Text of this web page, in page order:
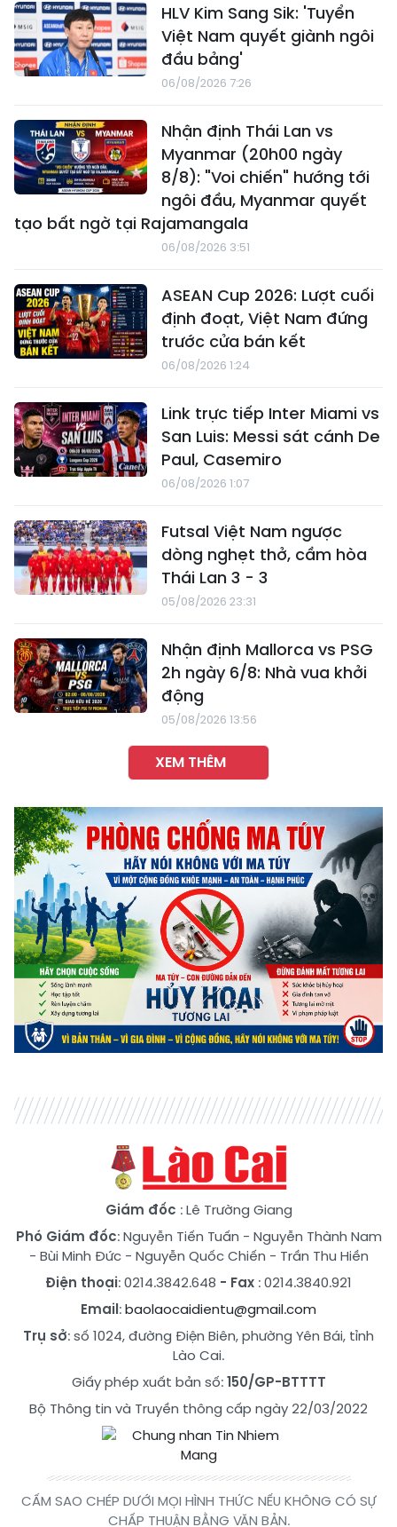
HLV Kim Sang Sik: 'Tuyển
Việt Nam quyết giành ngôi
đầu bảng'
06/08/2026 7:26
Nhận định Thái Lan vs
Myanmar (20h00 ngày
8/8): "Voi chiến" hướng tới
ngôi đầu, Myanmar quyết
tạo bất ngờ tại Rajamangala
06/08/2026 3:51
ASEAN Cup 2026: Lượt cuối
định đoạt, Việt Nam đứng
trước cửa bán kết
06/08/2026 1:24
Link trực tiếp Inter Miami vs
San Luis: Messi sát cánh De
Paul, Casemiro
06/08/2026 1:07
Futsal Việt Nam ngược
dòng nghẹt thở, cầm hòa
Thái Lan 3 - 3
05/08/2026 23:31
Nhận định Mallorca vs PSG
2h ngày 6/8: Nhà vua khởi
động
05/08/2026 13:56
XEM THÊM
Giám đốc : Lê Trường Giang
Phó Giám đốc:Nguyễn Tiến Tuấn - Nguyễn Thành Nam
- Bùi Minh Đức- Nguyễn Quốc Chiến - Trần Thu Hiền
Điện thoại: 0214.3842.648 - Fax : 0214.3840.921
Email:baolaocaidientu@gmail.com
Trụ sở: số 1024, đường Điện Biên, phường Yên Bái, tỉnh
Lào Cai.
Giấy phép xuất bản số:150/GP-BTTTT
Bộ Thông tin và Truyền thông cấp ngày 22/03/2022
CẤM SAO CHÉP DƯỚI MỌI HÌNH THỨC NẾU KHÔNG CÓ SỰ
CHẤP THUẬN BẰNG VĂN BẢN.